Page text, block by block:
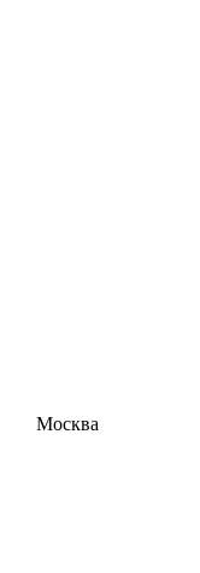
Москва